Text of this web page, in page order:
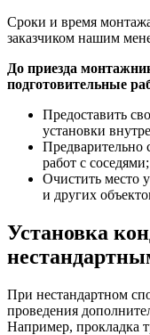
Сроки и время
заказчиком нашим
До приезда
подготовительные
Предоставить
установки
Предварительно
работ с соседями;
Очистить место
и других
Установка
При нестандартном
проведения
Например, прокладка